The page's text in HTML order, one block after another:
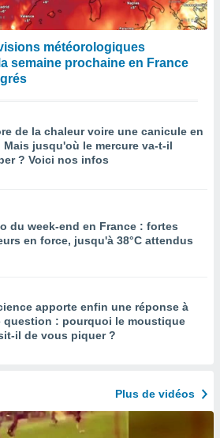
météorologiques
semaine prochaine en France
de la chaleur voire une canicule en
Mais jusqu'où le mercure va-t-il
? Voici nos infos
du week-end en France : fortes
en force, jusqu'à 38°C attendus
apporte enfin une réponse à
question : pourquoi le moustique
il de vous piquer ?
Plus de vidéos